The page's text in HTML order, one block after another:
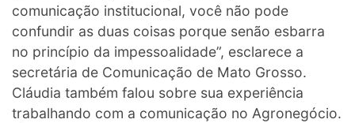
comunicação institucional, você não pode
confundir as duas coisas porque senão esbarra
no princípio da impessoalidade”, esclarece a
secretária de Comunicação de Mato Grosso.
Cláudia também falou sobre sua experiência
trabalhando com a comunicação no Agronegócio.